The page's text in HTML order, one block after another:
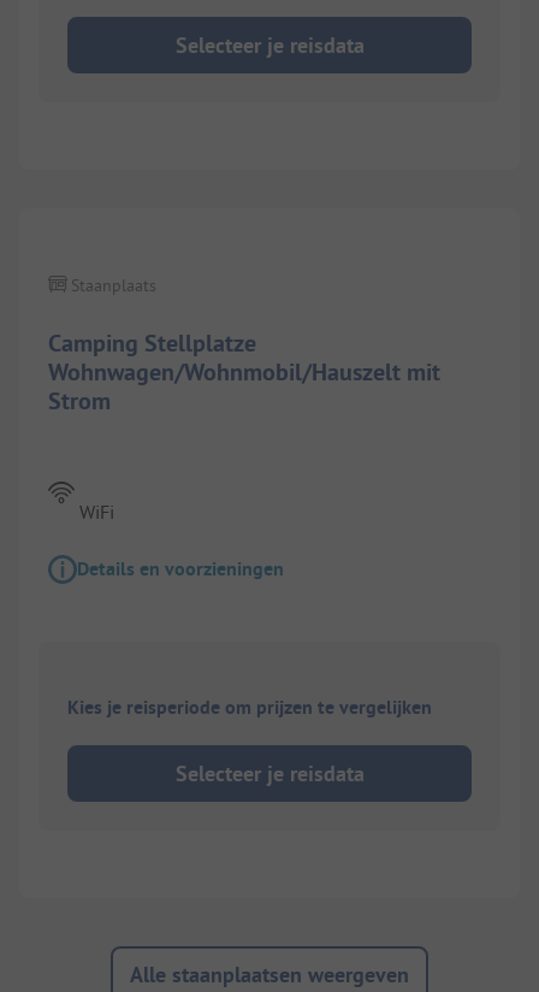
Selecteer je reisdata
Camping Stellplatze
Wohnwagen/Wohnmobil/Hauszelt mit
Strom
Staanplaats
WiFi
Details en voorzieningen
Kies je reisperiode om prijzen te vergelijken
Selecteer je reisdata
Alle staanplaatsen weergeven